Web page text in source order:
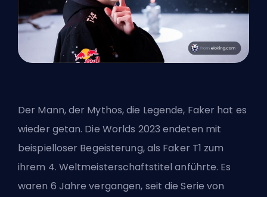
Der Mann, der Mythos, die Legende, Faker hat es
wieder getan. Die Worlds 2023 endeten mit
beispielloser Begeisterung, als Faker T1 zum
ihrem 4. Weltmeisterschaftstitel anführte. Es
waren 6 Jahre vergangen, seit die Serie von